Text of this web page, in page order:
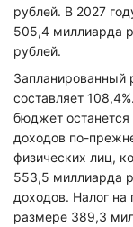
рублей. В 2027
505,4 миллиарда
рублей.
Запланированный
составляет
бюджет
доходов по-
физических лиц,
553,5 миллиарда
доходов. Налог на
размере 389,3